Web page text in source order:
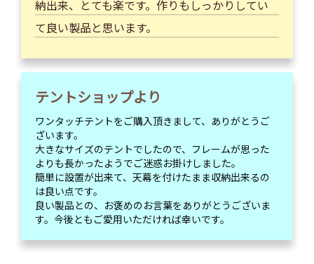
納出来、とても楽です。作りもしっかりしてい
て良い製品と思います。
テントショップより
ワンタッチテントをご購入頂きまして、ありがとうご
ざいます。
大きなサイズのテントでしたので、フレームが思った
よりも長かったようでご迷惑お掛けしました。
簡単に設置が出来て、天幕を付けたまま収納出来るの
は良い点です。
良い製品との、お褒めのお言葉をありがとうございま
す。今後ともご愛用いただければ幸いです。